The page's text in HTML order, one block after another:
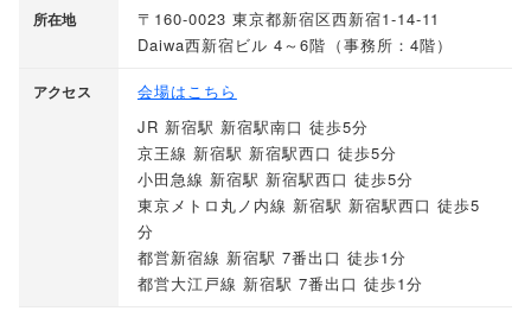
所在地
〒160-0023 東京都新宿区西新宿1-14-11
Daiwa西新宿ビル 4～6階 （事務所：4階）
アクセス
会場はこちら
JR 新宿駅 新宿駅南口 徒歩5分
京王線 新宿駅 新宿駅西口 徒歩5分
小田急線 新宿駅 新宿駅西口 徒歩5分
東京メトロ丸ノ内線 新宿駅 新宿駅西口 徒歩5
分
都営新宿線 新宿駅 7番出口 徒歩1分
都営大江戸線 新宿駅 7番出口 徒歩1分